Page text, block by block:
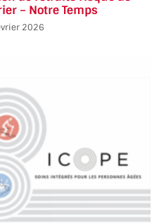
– Notre Temps
2026